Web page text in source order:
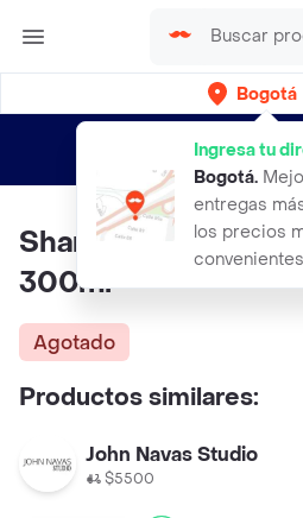
Bogotá
Ingresa tu
Bogotá.
entregas
los precios
envíos gratis por
Shampoo Natural
300ml
Agotado
Productos similares:
John Navas Studio
$5500